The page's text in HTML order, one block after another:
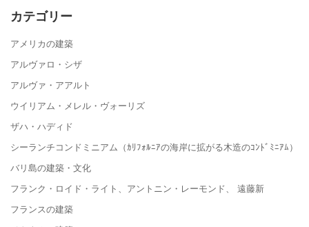
カテゴリー
アメリカの建築
アルヴァロ・シザ
アルヴァ・アアルト
ウイリアム・メレル・ヴォーリズ
ザハ・ハディド
シーランチコンドミニアム（ｶﾘﾌｫﾙﾆｱの海岸に拡がる木造のｺﾝﾄﾞﾐﾆｱﾑ）
バリ島の建築・文化
フランク・ロイド・ライト、アントニン・レーモンド、 遠藤新
フランスの建築